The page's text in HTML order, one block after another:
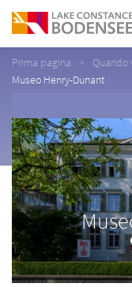
Prima pagina Quando
Museo Henry-Dunant